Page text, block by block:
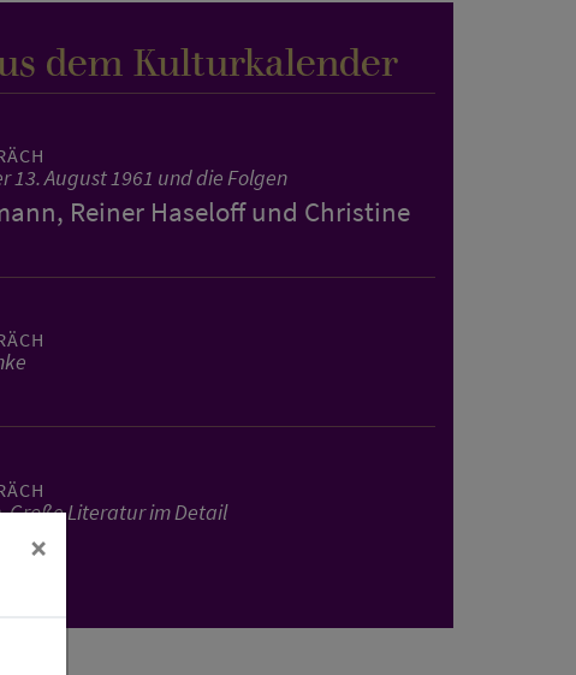
dem Kulturkalender
13. August 1961 und die Folgen
Reiner Haseloff und Christine
Große Literatur im Detail
×